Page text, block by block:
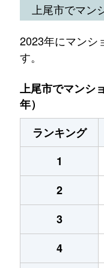
上尾市でマン
2023年にマンシ
す。
上尾市でマンシ
年）
ランキング
1
2
3
4